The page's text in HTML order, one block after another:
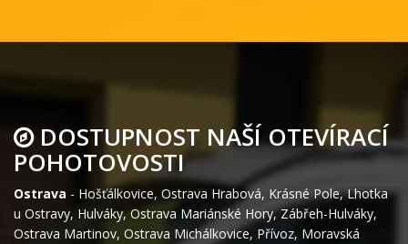
DOSTUPNOST NAŠÍ OTEVÍRACÍ
POHOTOVOSTI
Ostrava - Hošťálkovice, Ostrava Hrabová, Krásné Pole,Lhotka
u Ostravy, Hulváky, Ostrava Mariánské Hory,Zábřeh-Hulváky,
Ostrava Martinov, Ostrava Michálkovice, Přívoz, Moravská